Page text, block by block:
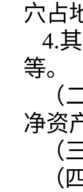
穴占
4.
等。
（
净资
（
（